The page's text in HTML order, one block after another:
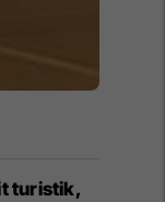
turistik,